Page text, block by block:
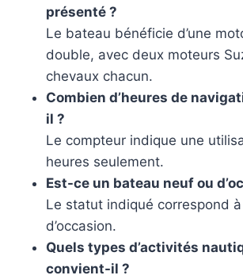
présenté ?
Le bateau bénéficie d’une
double, avec deux moteurs
chevaux chacun.
Combien d’heures de
il ?
Le compteur indique une
heures seulement.
Est-ce un bateau neuf ou
Le statut indiqué correspond
d’occasion.
Quels types d’activités
convient-il ?